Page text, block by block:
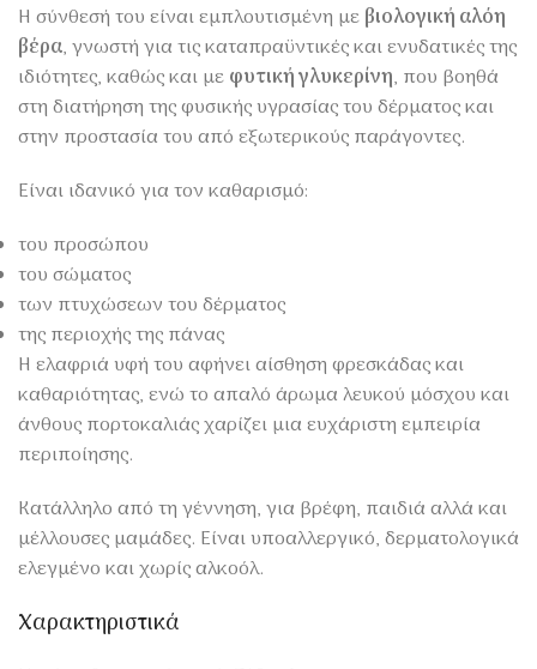
Η σύνθεσή του είναι εμπλουτισμένη μεβιολογική αλόη
βέρα, γνωστή για τις καταπραϋντικές και ενυδατικές της
ιδιότητες, καθώς και μεφυτική γλυκερίνη, που βοηθά
στη διατήρηση της φυσικής υγρασίας του δέρματος και
στην προστασία του από εξωτερικούς παράγοντες.
Είναι ιδανικό για τον καθαρισμό:
του προσώπου
του σώματος
των πτυχώσεων του δέρματος
της περιοχής της πάνας
Η ελαφριά υφή του αφήνει αίσθηση φρεσκάδας και
καθαριότητας, ενώ το απαλό άρωμα λευκού μόσχου και
άνθους πορτοκαλιάς χαρίζει μια ευχάριστη εμπειρία
περιποίησης.
Κατάλληλο από τη γέννηση, για βρέφη, παιδιά αλλά και
μέλλουσες μαμάδες. Είναι υποαλλεργικό, δερματολογικά
ελεγμένο και χωρίς αλκοόλ.
Χαρακτηριστικά